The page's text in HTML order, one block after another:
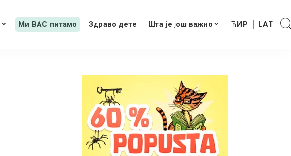
Ми ВАС питамо Здраво дете Шта је још важно